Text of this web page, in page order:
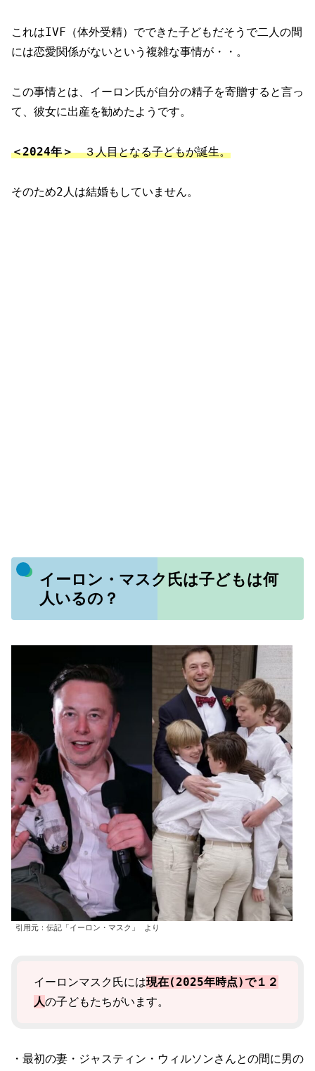
これはIVF（体外受精）でできた子どもだそうで二人の間
には恋愛関係がないという複雑な事情が・・。
この事情とは、イーロン氏が自分の精子を寄贈すると言っ
て、彼女に出産を勧めたようです。
＜2024年＞３人目となる子どもが誕生。
そのため2人は結婚もしていません。
イーロン・マスク氏は子どもは何
人いるの？
引用元：伝記「イーロン・マスク」 より
イーロンマスク氏には現在(2025年時点)で１２
人の子どもたちがいます。
・最初の妻・ジャスティン・ウィルソンさんとの間に男の